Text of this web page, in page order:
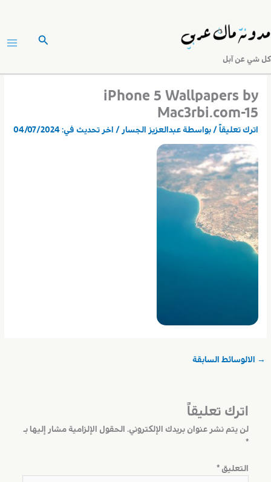
إلى
كل شي عن آبل
البحث
iPhone 5 Wallpapers by
Mac3rbi.com-15
اترك تعليقاً / بواسطة عبدالعزيز الجسار/ اخر تحديث في: 04/07/2024
→ الالوسائط السابقة
اترك تعليقاً
لن يتم نشر عنوان بريدك الإلكتروني. الحقول الإلزامية مشار إليها بـ
*
التعليق *